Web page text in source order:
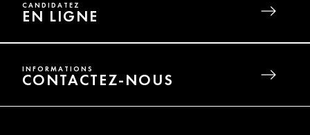
CANDIDATEZ
EN LIGNE
INFORMATIONS
CONTACTEZ-NOUS